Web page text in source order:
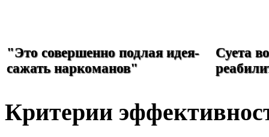
"Это совершенно подлая идея-
сажать наркоманов"
Суета
Критерии